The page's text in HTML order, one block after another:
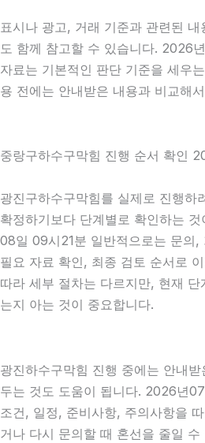
표시나 광고, 거래 기준과 관련된 내
도 함께 참고할 수 있습니다. 2026
자료는 기본적인 판단 기준을 세우
용 전에는 안내받은 내용과 비교해
중랑구하수구막힘 진행 순서 확인
광진구하수구막힘를 실제로 진행하
확정하기보다 단계별로 확인하는
08일 09시21분 일반적으로는 문의,
필요 자료 확인, 최종 검토 순서로
따라 세부 절차는 다르지만, 현재
는지 아는 것이 중요합니다.
광진하수구막힘 진행 중에는 안내
두는 것도 도움이 됩니다. 2026년
조건, 일정, 준비사항, 주의사항을
거나 다시 문의할 때 혼선을 줄일